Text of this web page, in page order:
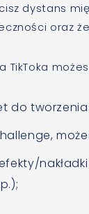
dystans
oraz
TikToka
do